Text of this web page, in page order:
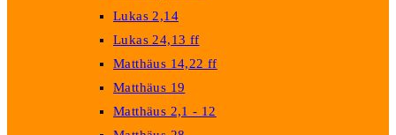
Lukas 2,14
Lukas 24,13 ff
Matthäus 14,22 ff
Matthäus 19
Matthäus 2,1 - 12